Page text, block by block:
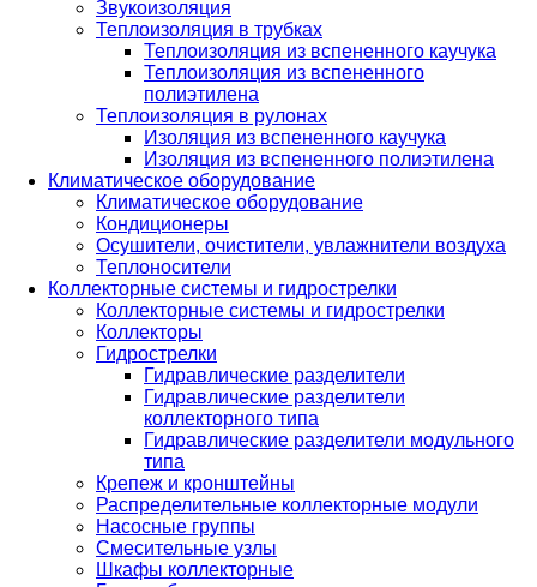
Звукоизоляция
Теплоизоляция в трубках
Теплоизоляция из вспененного каучука
Теплоизоляция из вспененного
полиэтилена
Теплоизоляция в рулонах
Изоляция из вспененного каучука
Изоляция из вспененного полиэтилена
Климатическое оборудование
Климатическое оборудование
Кондиционеры
Осушители, очистители, увлажнители воздуха
Теплоносители
Коллекторные системы и гидрострелки
Коллекторные системы и гидрострелки
Коллекторы
Гидрострелки
Гидравлические разделители
Гидравлические разделители
коллекторного типа
Гидравлические разделители модульного
типа
Крепеж и кронштейны
Распределительные коллекторные модули
Насосные группы
Смесительные узлы
Шкафы коллекторные